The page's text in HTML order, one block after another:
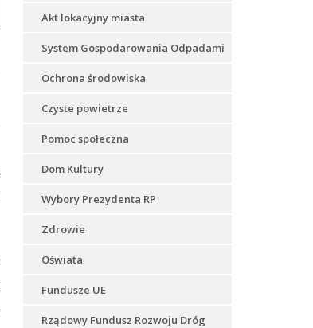
Akt lokacyjny miasta
System Gospodarowania Odpadami
Ochrona środowiska
Czyste powietrze
Pomoc społeczna
Dom Kultury
Wybory Prezydenta RP
Zdrowie
Oświata
Fundusze UE
Rządowy Fundusz Rozwoju Dróg